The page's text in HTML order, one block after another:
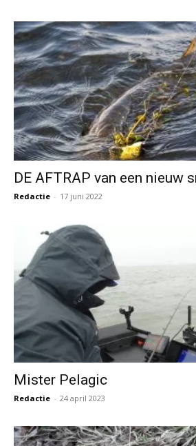
DE AFTRAP van een nieuw
Redactie - 17 juni 2022
Mister Pelagic
Redactie - 24 april 2023